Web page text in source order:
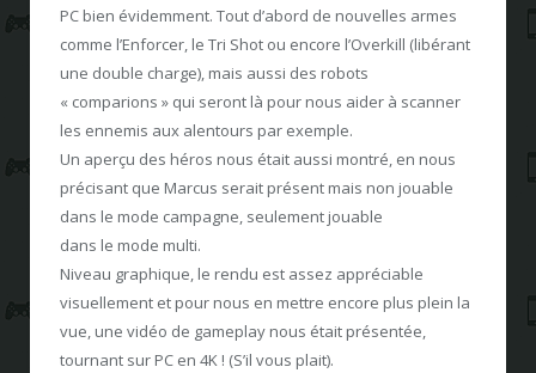
PC bien évidemment. Tout d’abord de nouvelles armes
comme l’Enforcer, le Tri Shot ou encore l’Overkill (libérant
une double charge), mais aussi des robots
« comparions » qui seront là pour nous aider à scanner
les ennemis aux alentours par exemple.
Un aperçu des héros nous était aussi montré, en nous
précisant que Marcus serait présent mais non jouable
dans le mode campagne, seulement jouable
dans le mode multi.
Niveau graphique, le rendu est assez appréciable
visuellement et pour nous en mettre encore plus plein la
vue, une vidéo de gameplay nous était présentée,
tournant sur PC en 4K ! (S’il vous plait).